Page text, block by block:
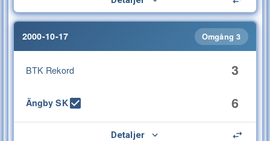
2000-10-17 Omgång 3
BTK Rekord 3
Ängby SK 6
Detaljer